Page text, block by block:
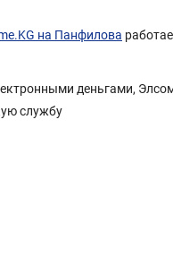
на Панфилова
деньгами,
службу